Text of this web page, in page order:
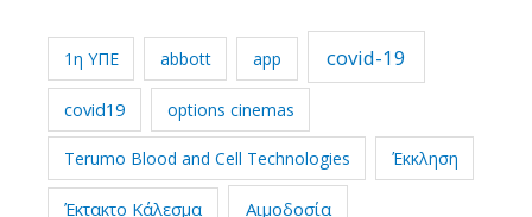
1η ΥΠΕ abbott app covid-19
covid19 options cinemas
Terumo Blood and Cell Technologies Έκκληση
Έκτακτο Κάλεσμα Αιμοδοσία